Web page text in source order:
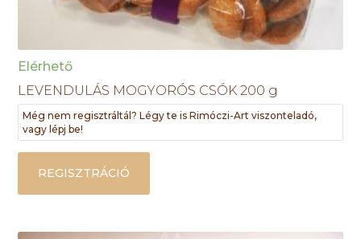
Elérhető
LEVENDULÁS MOGYORÓS CSÓK 200 g
Még nem regisztráltál? Légy te is Rimóczi-Art viszonteladó,
vagy lépj be!
REGISZTRÁCIÓ